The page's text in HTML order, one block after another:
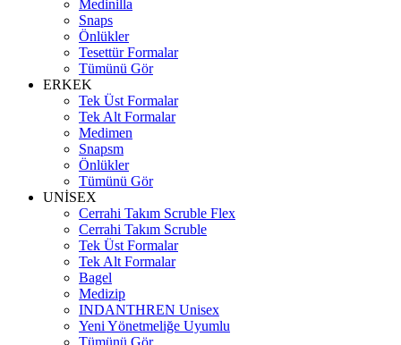
Medinilla
Snaps
Önlükler
Tesettür Formalar
Tümünü Gör
ERKEK
Tek Üst Formalar
Tek Alt Formalar
Medimen
Snapsm
Önlükler
Tümünü Gör
UNİSEX
Cerrahi Takım Scruble Flex
Cerrahi Takım Scruble
Tek Üst Formalar
Tek Alt Formalar
Bagel
Medizip
INDANTHREN Unisex
Yeni Yönetmeliğe Uyumlu
Tümünü Gör